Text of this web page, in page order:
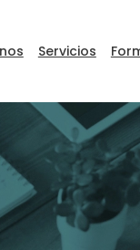
Servicios